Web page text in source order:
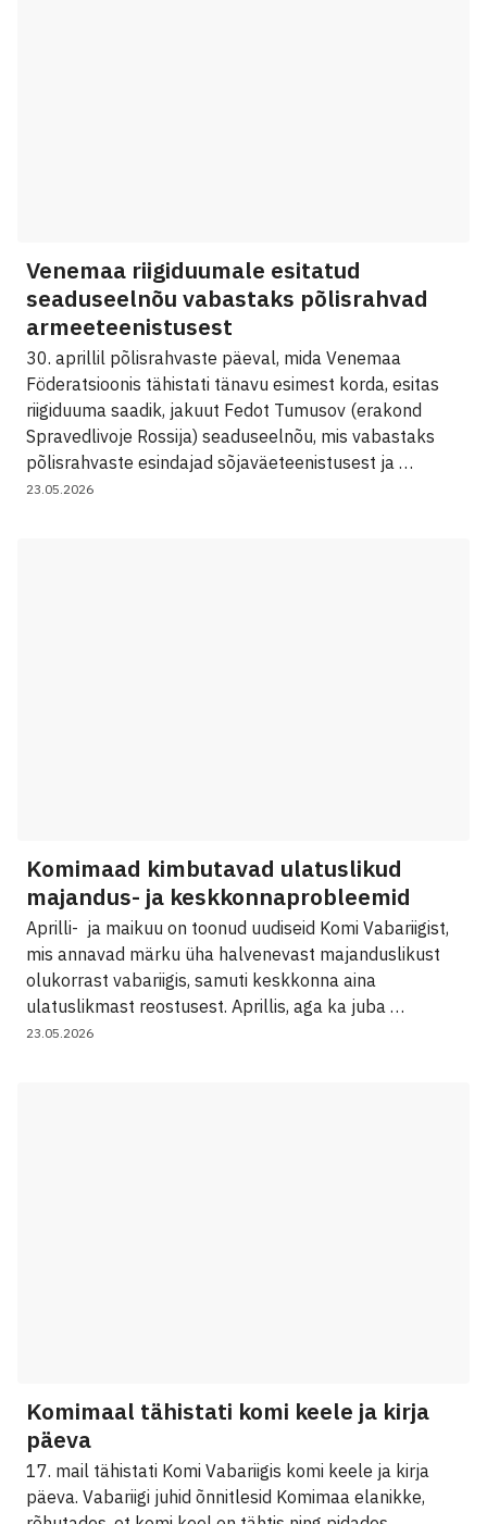
Venemaa riigiduumale esitatud
seaduseelnõu vabastaks põlisrahvad
armeeteenistusest
30. aprillil põlisrahvaste päeval, mida Venemaa
Föderatsioonis tähistati tänavu esimest korda, esitas
riigiduuma saadik, jakuut Fedot Tumusov (erakond
Spravedlivoje Rossija) seaduseelnõu, mis vabastaks
põlisrahvaste esindajad sõjaväeteenistusest ja …
23.05.2026
Komimaad kimbutavad ulatuslikud
majandus- ja keskkonnaprobleemid
Aprilli- ja maikuu on toonud uudiseid Komi Vabariigist,
mis annavad märku üha halvenevast majanduslikust
olukorrast vabariigis, samuti keskkonna aina
ulatuslikmast reostusest. Aprillis, aga ka juba …
23.05.2026
Komimaal tähistati komi keele ja kirja
päeva
17. mail tähistati Komi Vabariigis komi keele ja kirja
päeva. Vabariigi juhid õnnitlesid Komimaa elanikke,